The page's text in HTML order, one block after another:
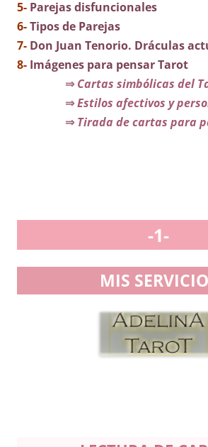
5- Parejas disfuncionales
6-Tipos de Parejas
7- Don Juan Tenorio. Dráculas
8- Imágenes para pensar Tarot
⇒ Cartas simbólicas del
⇒Estilos afectivos y
⇒Tirada de cartas para
-1-
MIS